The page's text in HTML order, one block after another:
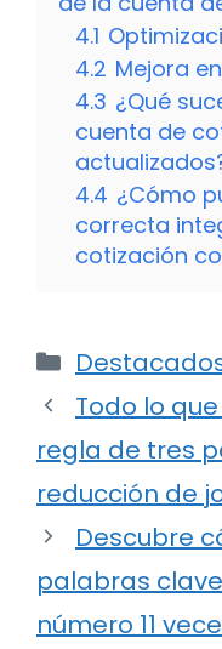
4.1
4.2 Mejora
4.3 ¿Qué
cuenta de
4.4 ¿Cómo
correcta
cotización
Categorías
Todo lo
regla de tres
reducción de
Descubre
palabras
número 11